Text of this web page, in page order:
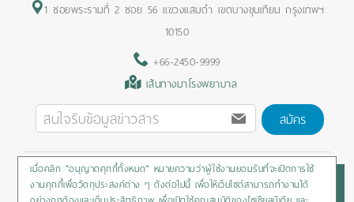
1 ซอยพระรามที่ 2 ซอย 56 แขวงแสมดำ เขตบางขุนเทียน กรุงเทพฯ
10150
+66-2450-9999
เส้นทางมาโรงพยาบาล
สมัคร
Privacy Policy/Cookies Policy/Sitemap/สิทธิผู้ป่วย
เมื่อคลิก “อนุญาตคุกกี้ทั้งหมด” หมายความว่าผู้ใช้งานยอมรับที่จะเปิดการใช้
งานคุกกี้เพื่อวัตถุประสงค์ต่าง ๆ ดังต่อไปนี้ เพื่อให้เว็บไซต์สามารถทำงานได้